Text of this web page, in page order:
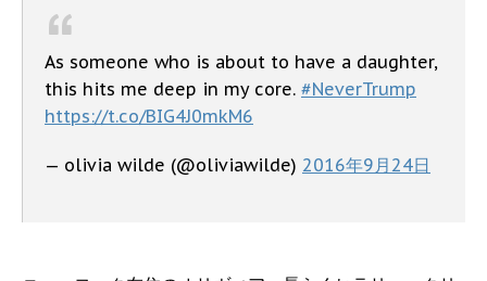
As someone who is about to have a daughter,
this hits me deep in my core. #NeverTrump
https://t.co/BIG4J0mkM6
— olivia wilde (@oliviawilde) 2016年9月24日